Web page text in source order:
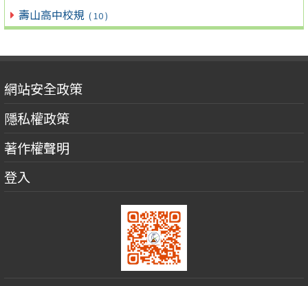
壽山高中校規 ( 10 )
網站安全政策
隱私權政策
著作權聲明
登入